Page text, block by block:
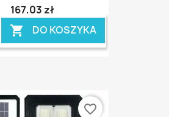
167,03 zł
 DO KOSZYKA
favorite_border